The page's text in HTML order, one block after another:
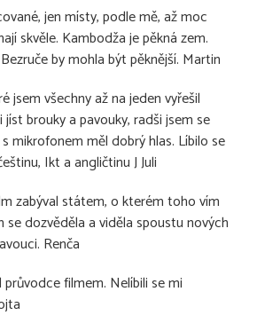
jen místy, podle mě, až moc
skvěle. Kambodža je pěkná zem.
by mohla být pěknější. Martin
jsem všechny až na jeden vyřešil
jíst brouky a pavouky, radši jsem se
mikrofonem měl dobrý hlas. Líbilo se
Ikt a angličtinu J Juli
zabýval státem, o kterém toho vím
se dozvěděla a viděla spoustu nových
Renča
průvodce filmem. Nelíbili se mi